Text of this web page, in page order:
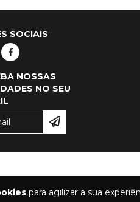
para agilizar a sua
SOCIAIS
NOSSAS
NO SEU